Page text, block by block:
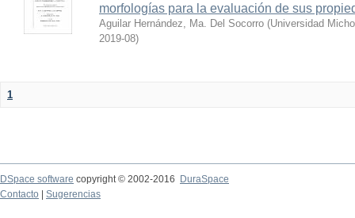
morfologías para la evaluación de sus
Aguilar Hernández, Ma. Del Socorro (Universidad
2019-08)
1
DSpace software copyright © 2002-2016
DuraSpace
Contacto
Sugerencias